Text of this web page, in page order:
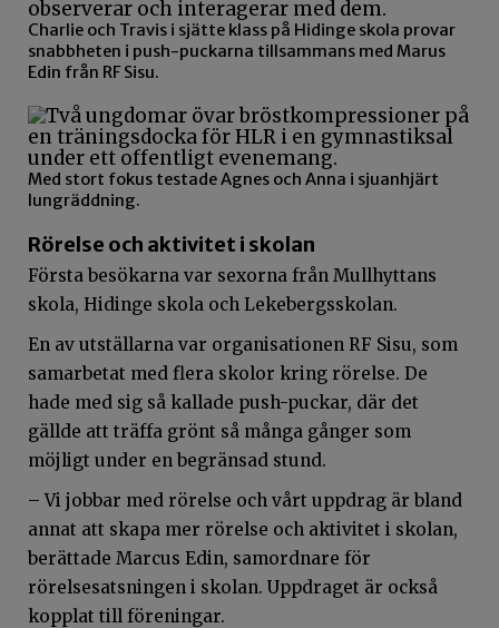
Charlie och Travis i sjätte klass på Hidinge skola provar
snabbheten i push-puckarna tillsammans med Marus
Edin från RF Sisu.
Med stort fokus testade Agnes och Anna i sjuanhjärt
lungräddning.
Rörelse och aktivitet i skolan
Första besökarna var sexorna från Mullhyttans
skola, Hidinge skola och Lekebergsskolan.
En av utställarna var organisationen RF Sisu, som
samarbetat med flera skolor kring rörelse. De
hade med sig så kallade push-puckar, där det
gällde att träffa grönt så många gånger som
möjligt under en begränsad stund.
– Vi jobbar med rörelse och vårt uppdrag är bland
annat att skapa mer rörelse och aktivitet i skolan,
berättade Marcus Edin, samordnare för
rörelsesatsningen i skolan. Uppdraget är också
kopplat till föreningar.